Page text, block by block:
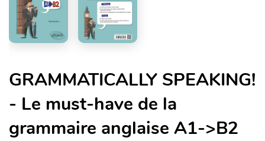
GRAMMATICALLY SPEAKING!
- Le must-have de la
grammaire anglaise A1->B2